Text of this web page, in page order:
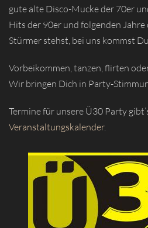
gute alte Disco-Mucke der 70er
Hits der 90er und folgenden
Stürmer stehst, bei uns kommst
Vorbeikommen, tanzen, flirten
Wir bringen Dich in Party-
Termine für unsere Ü30 Party
Veranstaltungskalender.